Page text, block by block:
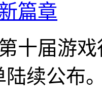
篇章
十届游
陆续公布